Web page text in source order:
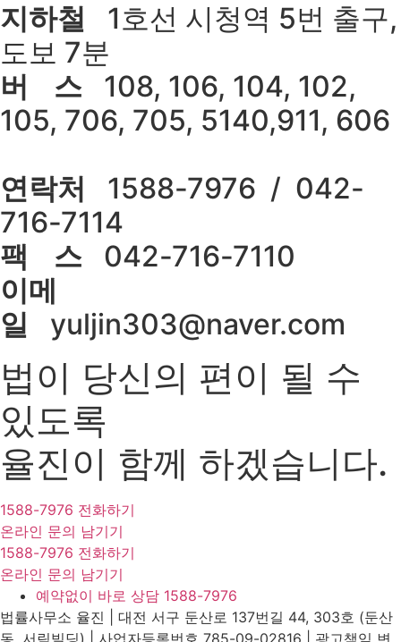
지하철 1호선 시청역 5번 출구,
도보 7분
버 스 108, 106, 104, 102,
105, 706, 705, 5140,911, 606
연락처 1588-7976 / 042-
716-7114
팩 스 042-716-7110
이메
일 yuljin303@naver.com
법이 당신의 편이 될 수
있도록
율진이 함께 하겠습니다.
1588-7976 전화하기
온라인 문의 남기기
1588-7976 전화하기
온라인 문의 남기기
예약없이 바로 상담 1588-7976
법률사무소 율진 | 대전 서구 둔산로 137번길 44, 303호 (둔산